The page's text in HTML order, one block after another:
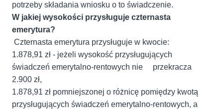
potrzeby składania wniosku o to świadczenie.
W jakiej wysokości przysługuje czternasta
emerytura?
Czternasta emerytura przysługuje w kwocie:
1.878,91 zł - jeżeli wysokość przysługujących
świadczeń emerytalno-rentowych nie przekracza
2.900 zł,
1.878,91 zł pomniejszonej o różnicę pomiędzy kwotą
przysługujących świadczeń emerytalno-rentowych, a